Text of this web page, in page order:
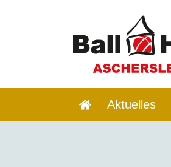
Aktuelles